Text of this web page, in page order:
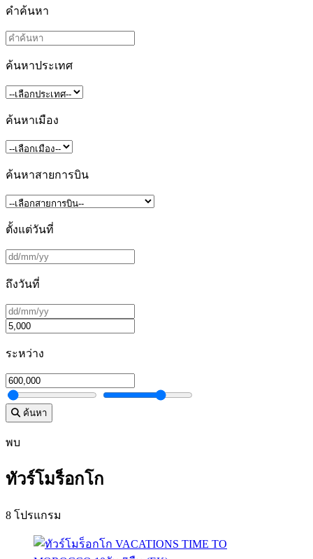
คำค้นหา
ค้นหาประเทศ
ค้นหาเมือง
ค้นหาสายการบิน
ตั้งแต่วันที่
ถึงวันที่
ระหว่าง
ค้นหา
พบ
ทัวร์โมร็อกโก
8 โปรแกรม